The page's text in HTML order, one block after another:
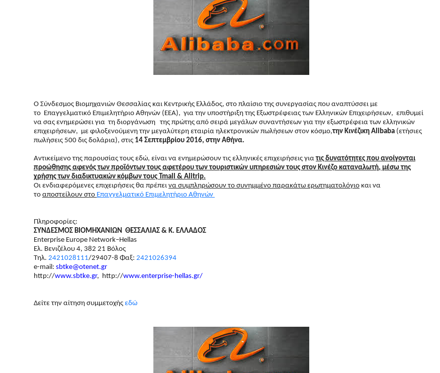
Ο Σύνδεσμος Βιομηχανιών Θεσσαλίας και Κεντρικής Ελλάδος, στο πλαίσιο της συνεργασίας που αναπτύσσει με
το Επαγγελματικό Επιμελητήριο Αθηνών (ΕΕΑ), για την υποστήριξη της Εξωστρέφειας των Ελληνικών Επιχειρήσεων, επιθυμεί
να σας ενημερώσει για τη διοργάνωση της πρώτης από σειρά μεγάλων συναντήσεων για την εξωστρέφεια των ελληνικών
επιχειρήσεων, με φιλοξενούμενη την μεγαλύτερη εταιρία ηλεκτρονικών πωλήσεων στον κόσμο,την Κινέζικη Alibaba (ετήσιες
πωλήσεις 500 δις δολάρια), στις 14 Σεπτεμβρίου 2016, στην Αθήνα.
Αντικείμενο της παρουσίας τους εδώ, είναι να ενημερώσουν τις ελληνικές επιχειρήσεις για τις δυνατότητες που ανοίγονται
προώθησης αφενός των προϊόντων τους αφετέρου των τουριστικών υπηρεσιών τους στον Κινέζο καταναλωτή, μέσω της
χρήσης των διαδικτυακών κόμβων τους Tmall & Alitrip.
Οι ενδιαφερόμενες επιχειρήσεις θα πρέπει να συμπληρώσουν το συνημμένο παρακάτω ερωτηματολόγιο και να
το αποστείλουν στο Επαγγελματικό Επιμελητήριο Αθηνών
Πληροφορίες:
ΣΥΝΔΕΣΜΟΣ ΒΙΟΜΗΧΑΝΙΩΝ ΘΕΣΣΑΛΙΑΣ & Κ. ΕΛΛΑΔΟΣ
Enterprise Europe Network–Hellas
Ελ. Βενιζέλου 4, 382 21 Βόλος
Τηλ. 2421028111/29407-8 Φαξ: 2421026394
e-mail: sbtke@otenet.gr
http://www.sbtke.gr, http://www.enterprise-hellas.gr/
Δείτε την αίτηση συμμετοχής εδώ